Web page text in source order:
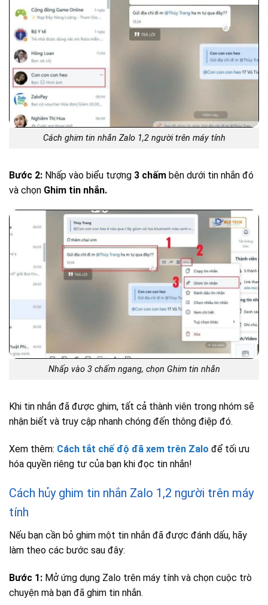
Cách ghim tin nhắn Zalo 1,2 người trên máy tính
Bước 2: Nhấp vào biểu tượng 3 chấm bên dưới tin nhắn đó
và chọn Ghim tin nhắn.
Nhấp vào 3 chấm ngang, chọn Ghim tin nhắn
Khi tin nhắn đã được ghim, tất cả thành viên trong nhóm sẽ
nhận biết và truy cập nhanh chóng đến thông điệp đó.
Xem thêm: Cách tắt chế độ đã xem trên Zalo để tối ưu
hóa quyền riêng tư của bạn khi đọc tin nhắn!
Cách hủy ghim tin nhắn Zalo 1,2 người trên máy
tính
Nếu bạn cần bỏ ghim một tin nhắn đã được đánh dấu, hãy
làm theo các bước sau đây:
Bước 1: Mở ứng dụng Zalo trên máy tính và chọn cuộc trò
chuyện mà bạn đã ghim tin nhắn.